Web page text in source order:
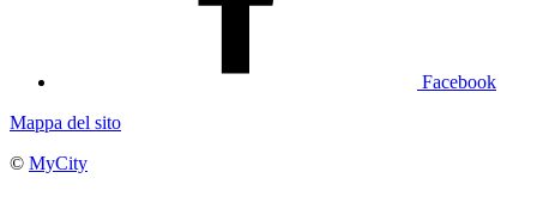
Facebook
Mappa del sito
© MyCity